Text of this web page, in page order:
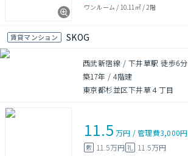
ワンルーム / 10.11㎡/ 2階
賃貸マンション SKOG
西武新宿線 / 下井草駅 徒歩6分
築17年 /4階建
東京都杉並区下井草４丁目
11.5 万円 /管理費3,000円
敷 11.5万円 礼 11.5万円